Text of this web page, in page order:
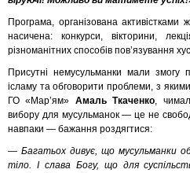
Програма, організована активістками
насичена: конкурси, вікторини,
різноманітних способів пов’язування
Присутні немусульманки мали змогу
ісламу та обговорити проблеми, з
ГО «Мар’ям» Амаль Ткаченко,
вибору для мусульманок — це не
навпаки — бажання роздягтися:
— Багатьох дивує, що мусульманки
тіло. І слава Богу, що для